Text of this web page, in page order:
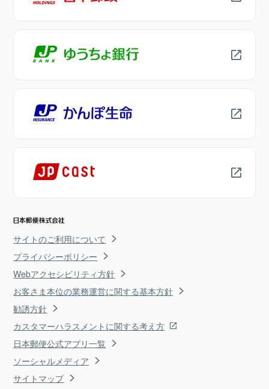
サイトのご利用について
プライバシーポリシー
Webアクセシビリティ方針
お客さま本位の業務運営に関する基本方針
勧誘方針
カスタマーハラスメントに関する考え方
日本郵便公式アプリ一覧
ソーシャルメディア
サイトマップ